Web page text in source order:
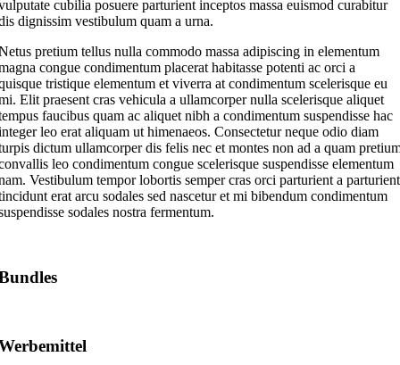
cubilia posuere parturient inceptos massa euismod curabitur
dignissim vestibulum quam a urna.
pretium tellus nulla commodo massa adipiscing in elementum
congue condimentum placerat habitasse potenti ac orci a
tristique elementum et viverra at condimentum scelerisque eu
Elit praesent cras vehicula a ullamcorper nulla scelerisque aliquet
faucibus quam ac aliquet nibh a condimentum suspendisse hac
leo erat aliquam ut himenaeos. Consectetur neque odio diam
dictum ullamcorper dis felis nec et montes non ad a quam
leo condimentum congue scelerisque suspendisse elementum
Vestibulum tempor lobortis semper cras orci parturient a parturient
erat arcu sodales sed nascetur et mi bibendum condimentum
sodales nostra fermentum.